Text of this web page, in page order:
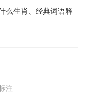
么生肖、经典词语释
注